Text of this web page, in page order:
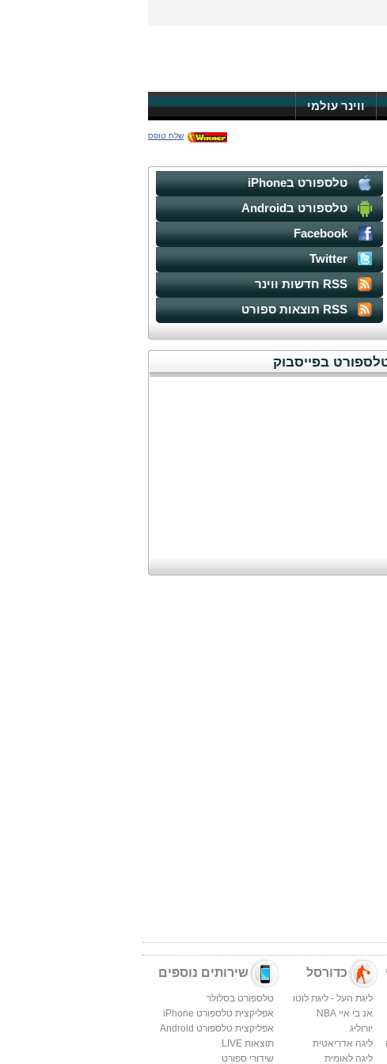
ווינר עולמי
שלח טופס
טלספורט בiPhone
טלספורט בAndroid
Facebook
Twitter
RSS חדשות ווינר
RSS תוצאות ספורט
בפייסבוק
כדורסל
ליגת העל - ליגת לוטו
אנ בי איי NBA
יורוליג
ליגה אדריאטית
ליגה לאומית
שירותים נוספים
טלספורט בסלולר
אפליקצית טלספורט iPhone
אפליקצית טלספורט Android
תוצאות LIVE
שידורי ספורט